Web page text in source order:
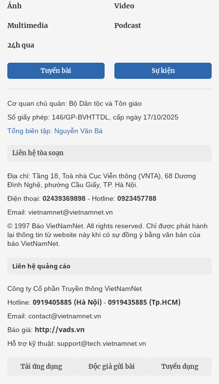
Ảnh Video
Multimedia Podcast
24h qua
Tuyến bài Sự kiện
Cơ quan chủ quản: Bộ Dân tộc và Tôn giáo
Số giấy phép: 146/GP-BVHTTDL, cấp ngày 17/10/2025
Tổng biên tập: Nguyễn Văn Bá
Liên hệ tòa soạn
Địa chỉ: Tầng 18, Toà nhà Cục Viễn thông (VNTA), 68 Dương
Đình Nghệ, phường Cầu Giấy, TP. Hà Nội.
Điện thoại: 02439369898 - Hotline: 0923457788
Email: vietnamnet@vietnamnet.vn
© 1997 Báo VietNamNet. All rights reserved. Chỉ được phát hành
lại thông tin từ website này khi có sự đồng ý bằng văn bản của
báo VietNamNet.
Liên hệ quảng cáo
Công ty Cổ phần Truyền thông VietNamNet
Hotline: 0919405885 (Hà Nội) - 0919435885 (Tp.HCM)
Email: contact@vietnamnet.vn
Báo giá: http://vads.vn
Hỗ trợ kỹ thuật: support@tech.vietnamnet.vn
Tải ứng dụng Độc giả gửi bài Tuyển dụng